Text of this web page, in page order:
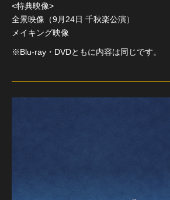
<特典映像>
全景映像（9月24日 千秋楽公演）
メイキング映像
※Blu-ray・DVDともに内容は同じです。